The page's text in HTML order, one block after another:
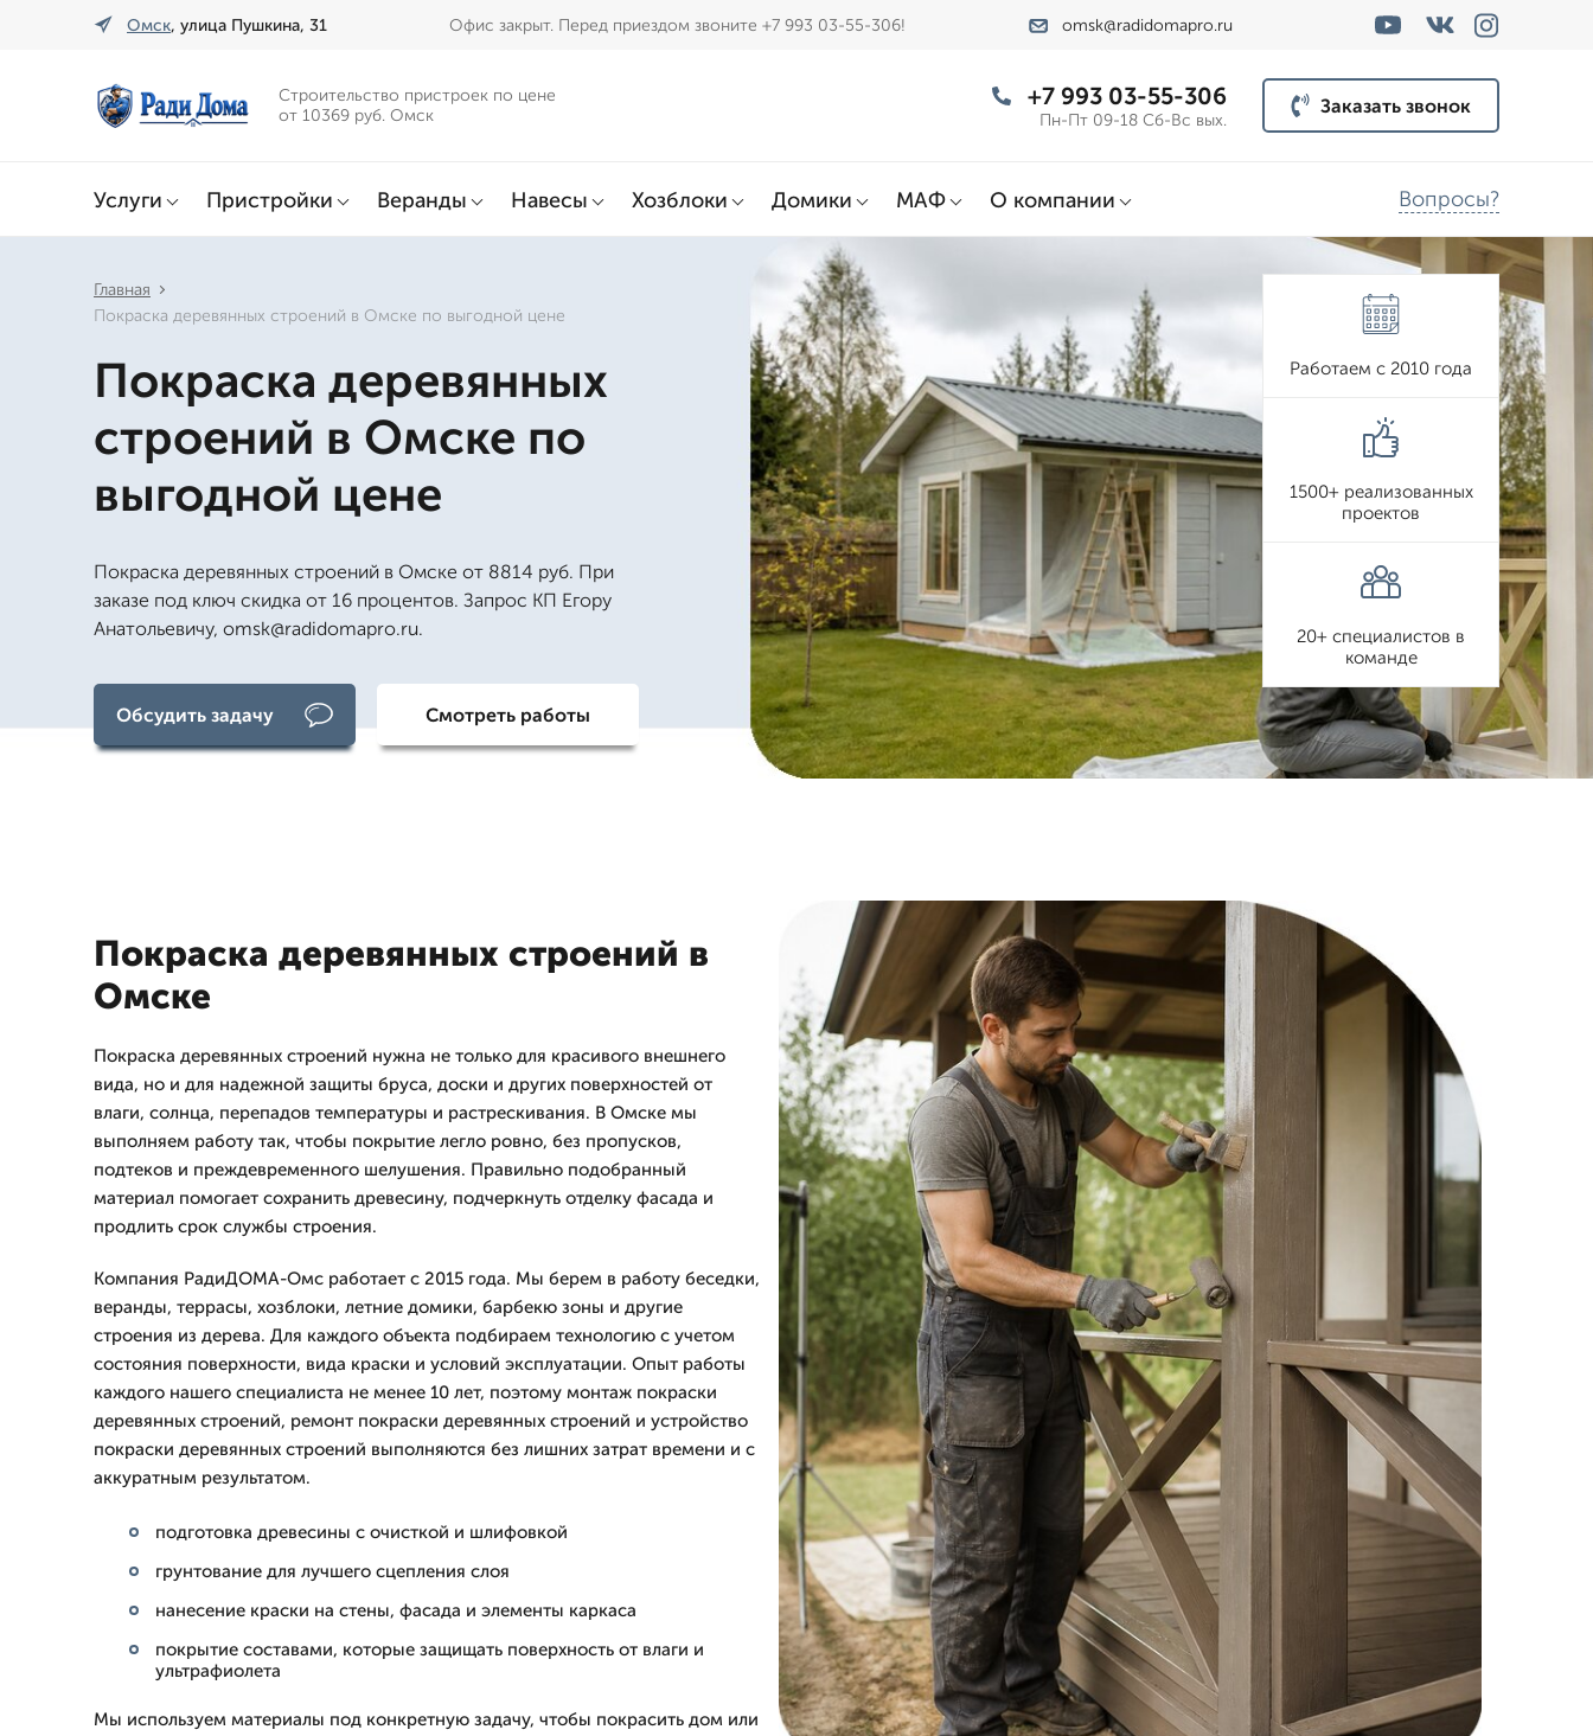
Омск, улица Пушкина, 31 Офис закрыт. Перед приездом звоните +7 993 03-55-306! omsk@radidomapro.ru
Строительство пристроек по цене
от 10369 руб. Омск
+7 993 03-55-306
Пн-Пт 09-18 Сб-Вс вых.
Заказать звонок
Услуги Пристройки Веранды Навесы Хозблоки Домики МАФ О компании Вопросы?
Главная
Покраска деревянных строений в Омске по выгодной цене
Покраска деревянных
строений в Омске по
выгодной цене
Покраска деревянных строений в Омске от 8814 руб. При
заказе под ключ скидка от 16 процентов. Запрос КП Егору
Анатольевичу, omsk@radidomapro.ru.
Обсудить задачу Смотреть работы
Работаем с 2010 года
1500+ реализованных
проектов
20+ специалистов в
команде
Покраска деревянных строений в
Омске
Покраска деревянных строений нужна не только для красивого внешнего
вида, но и для надежной защиты бруса, доски и других поверхностей от
влаги, солнца, перепадов температуры и растрескивания. В Омске мы
выполняем работу так, чтобы покрытие легло ровно, без пропусков,
подтеков и преждевременного шелушения. Правильно подобранный
материал помогает сохранить древесину, подчеркнуть отделку фасада и
продлить срок службы строения.
Компания РадиДОМА-Омс работает с 2015 года. Мы берем в работу беседки,
веранды, террасы, хозблоки, летние домики, барбекю зоны и другие
строения из дерева. Для каждого объекта подбираем технологию с учетом
состояния поверхности, вида краски и условий эксплуатации. Опыт работы
каждого нашего специалиста не менее 10 лет, поэтому монтаж покраски
деревянных строений, ремонт покраски деревянных строений и устройство
покраски деревянных строений выполняются без лишних затрат времени и с
аккуратным результатом.
подготовка древесины с очисткой и шлифовкой
грунтование для лучшего сцепления слоя
нанесение краски на стены, фасада и элементы каркаса
покрытие составами, которые защищать поверхность от влаги и
ультрафиолета
Мы используем материалы под конкретную задачу, чтобы покрасить дом или